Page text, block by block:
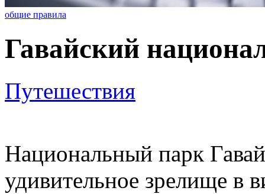
общие правила
Гавайский
Путешествия
Национальный парк
удивительное зрелище в